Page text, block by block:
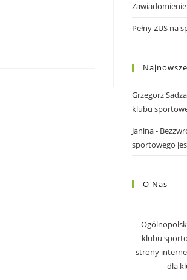
Zawiadomienie
Pełny ZUS na
Grzegorz Sadza
klubu
Janina-
sportowego
O Nas
klubu
strony
dla